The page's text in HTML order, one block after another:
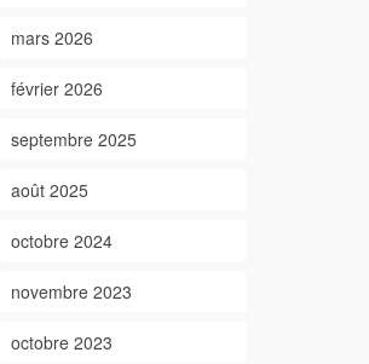
mars 2026
février 2026
septembre 2025
août 2025
octobre 2024
novembre 2023
octobre 2023